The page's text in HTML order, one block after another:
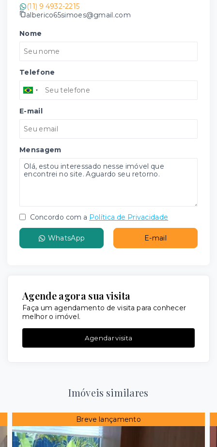
(11) 9 4932-2215
alberico65simoes@gmail.com
Nome
Telefone
E-mail
Mensagem
Concordo com a Política de Privacidade
WhatsApp E-mail
Agende agora sua visita
Faça um agendamento de visita para conhecer
melhor o imóvel.
Agendar visita
Imóveis similares
Breve lançamento